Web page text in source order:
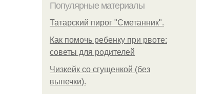
Популярные материалы
Татарский пирог "Сметанник".
Как помочь ребенку при рвоте:
советы для родителей
Чизкейк со сгущенкой (без
выпечки).